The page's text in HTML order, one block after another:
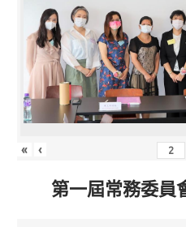
« ‹
第一屆常務委